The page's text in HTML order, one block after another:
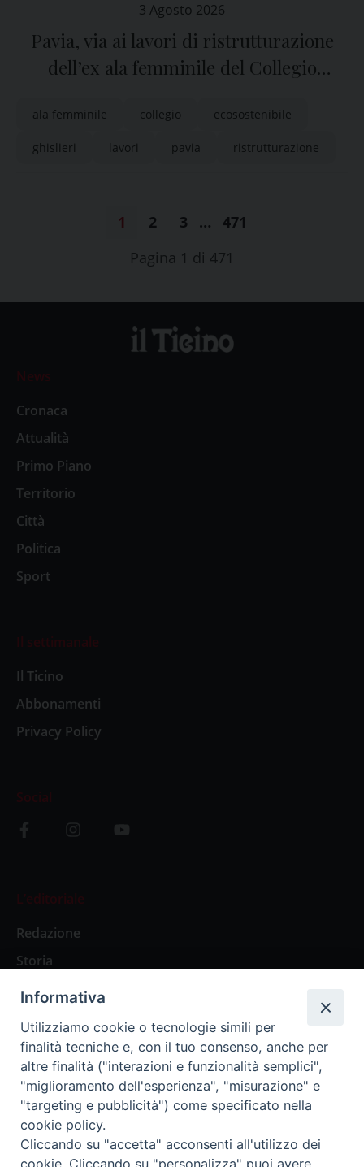
3 Agosto 2026
Pavia, via ai lavori di ristrutturazione
dell’ex ala femminile del Collegio
Bruni
ala femminile collegio ecosostenibile
ghislieri lavori pavia ristrutturazione
1 2 3 …
471
Pagina 1 di 471
News
Cronaca
Attualità
Primo Piano
Territorio
Città
Politica
Sport
Il settimanale
Il Ticino
Abbonamenti
Privacy Policy
Social
L’editoriale
Redazione
Storia
Abbonamenti
Abbonamento Annuale Digitale
Abbonamento Annuale Cartaceo
Abbonamento Singola Copia Digitale
Informativa
Utilizziamo cookie o tecnologie simili per
finalità tecniche e, con il tuo consenso, anche per
altre finalità ("interazioni e funzionalità semplici",
"miglioramento dell'esperienza", "misurazione" e
"targeting e pubblicità") come specificato nella
cookie policy.
Cliccando su "accetta" acconsenti all'utilizzo dei